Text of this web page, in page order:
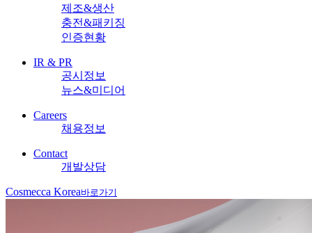
제조&생산
충전&패키징
인증현황
IR & PR
공시정보
뉴스&미디어
Careers
채용정보
Contact
개발상담
Cosmecca Korea바로가기